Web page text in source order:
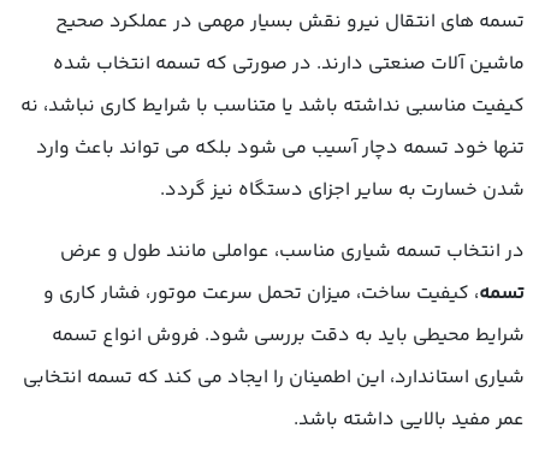
تسمه های انتقال نیرو نقش بسیار مهمی در عملکرد صحیح
ماشین آلات صنعتی دارند. در صورتی که تسمه انتخاب شده
کیفیت مناسبی نداشته باشد یا متناسب با شرایط کاری نباشد، نه
تنها خود تسمه دچار آسیب می شود بلکه می تواند باعث وارد
شدن خسارت به سایر اجزای دستگاه نیز گردد.
در انتخاب تسمه شیاری مناسب، عواملی مانند طول و عرض
تسمه، کیفیت ساخت، میزان تحمل سرعت موتور، فشار کاری و
شرایط محیطی باید به دقت بررسی شود. فروش انواع تسمه
شیاری استاندارد، این اطمینان را ایجاد می کند که تسمه انتخابی
عمر مفید بالایی داشته باشد.